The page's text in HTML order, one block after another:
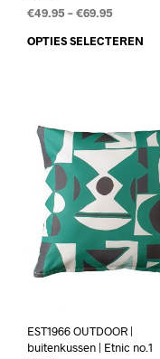
€49.95–€69.95
OPTIES SELECTEREN
EST1966 OUTDOOR |
buitenkussen | Etnic no.1